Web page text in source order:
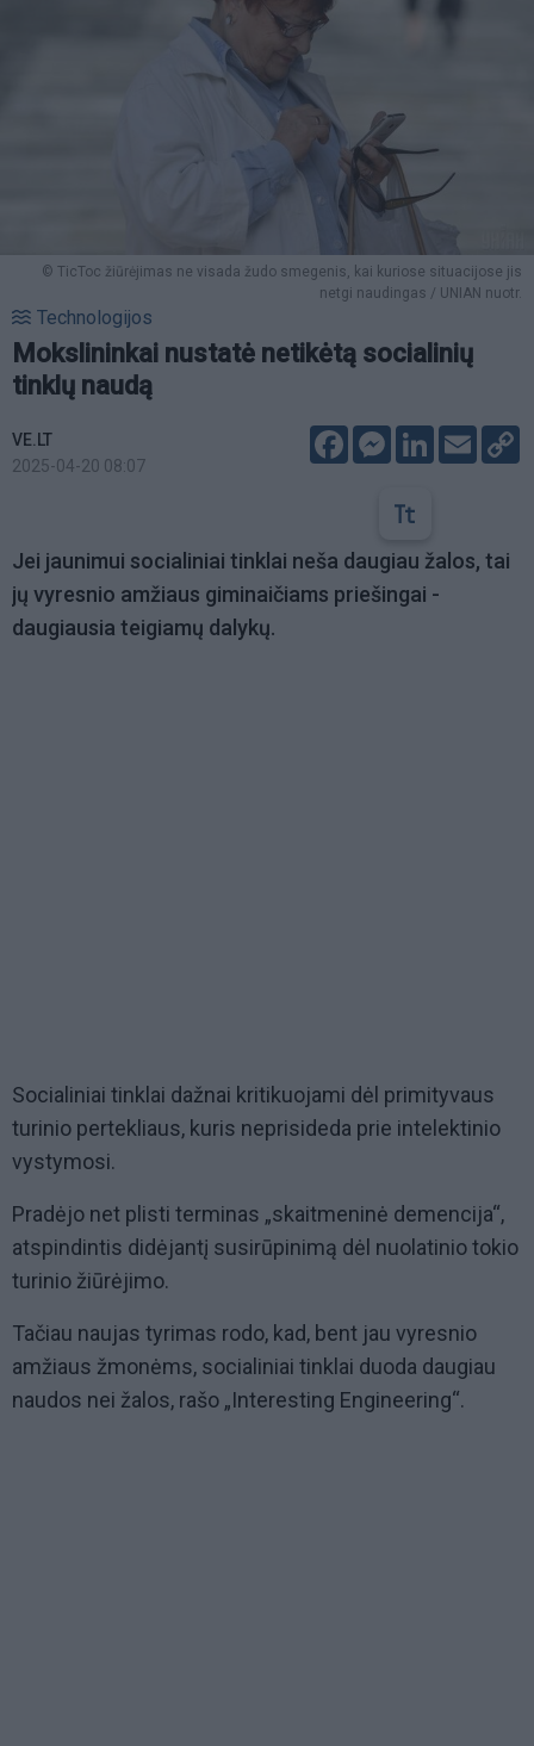
© TicToc žiūrėjimas ne visada žudo smegenis, kai kuriose situacijose jis
netgi naudingas / UNIAN nuotr.
Technologijos
Mokslininkai nustatė netikėtą socialinių
tinklų naudą
VE.LT
2025-04-20 08:07
FacebookMessenger
LinkedIn
Email
Jei jaunimui socialiniai tinklai neša daugiau žalos, tai
jų vyresnio amžiaus giminaičiams priešingai -
daugiausia teigiamų dalykų.
Socialiniai tinklai dažnai kritikuojami dėl primityvaus
turinio pertekliaus, kuris neprisideda prie intelektinio
vystymosi.
Pradėjo net plisti terminas „skaitmeninė demencija“,
atspindintis didėjantį susirūpinimą dėl nuolatinio tokio
turinio žiūrėjimo.
Tačiau naujas tyrimas rodo, kad, bent jau vyresnio
amžiaus žmonėms, socialiniai tinklai duoda daugiau
naudos nei žalos, rašo „Interesting Engineering“.